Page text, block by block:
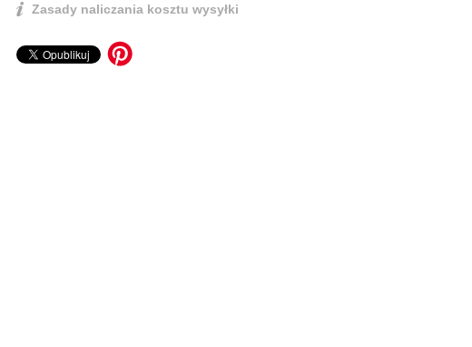
Zasady naliczania kosztu wysyłki